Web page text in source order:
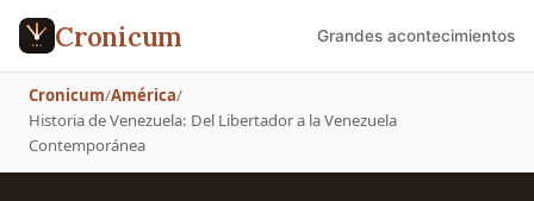
Cronicum Grandes acontecimientos
Cronicum/América/
Historia de Venezuela: Del Libertador a la Venezuela
Contemporánea